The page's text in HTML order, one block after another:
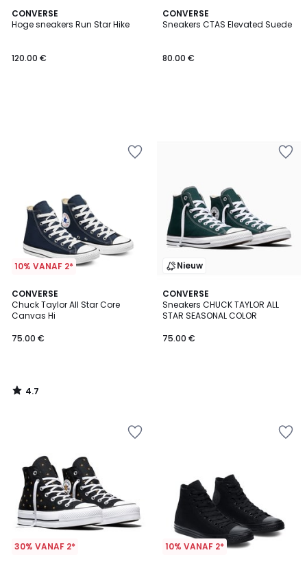
CONVERSE
Hoge sneakers Run Star Hike
120.00 €
CONVERSE
Sneakers CTAS Elevated Suede
80.00 €
10% VANAF 2*
CONVERSE
Chuck Taylor All Star Core
Canvas Hi
75.00 €
4.7
/ 5
4.7
/
Nieuw
CONVERSE
Sneakers CHUCK TAYLOR ALL
STAR SEASONAL COLOR
75.00 €
30% VANAF 2* 10% VANAF 2*